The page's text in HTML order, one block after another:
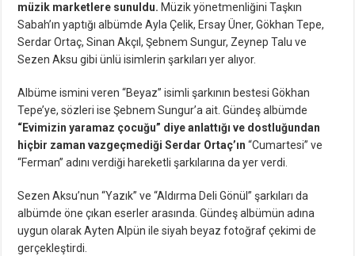
müzik marketlere sunuldu. Müzik yönetmenliğini Taşkın
Sabah’ın yaptığı albümde Ayla Çelik, Ersay Üner, Gökhan Tepe,
Serdar Ortaç, Sinan Akçıl, Şebnem Sungur, Zeynep Talu ve
Sezen Aksu gibi ünlü isimlerin şarkıları yer alıyor.
Albüme ismini veren “Beyaz” isimli şarkının bestesi Gökhan
Tepe’ye, sözleri ise Şebnem Sungur’a ait. Gündeş albümde
“Evimizin yaramaz çocuğu” diye anlattığı ve dostluğundan
hiçbir zaman vazgeçmediği Serdar Ortaç’ın “Cumartesi” ve
“Ferman” adını verdiği hareketli şarkılarına da yer verdi.
Sezen Aksu’nun “Yazık” ve “Aldırma Deli Gönül” şarkıları da
albümde öne çıkan eserler arasında. Gündeş albümün adına
uygun olarak Ayten Alpün ile siyah beyaz fotoğraf çekimi de
gerçekleştirdi.